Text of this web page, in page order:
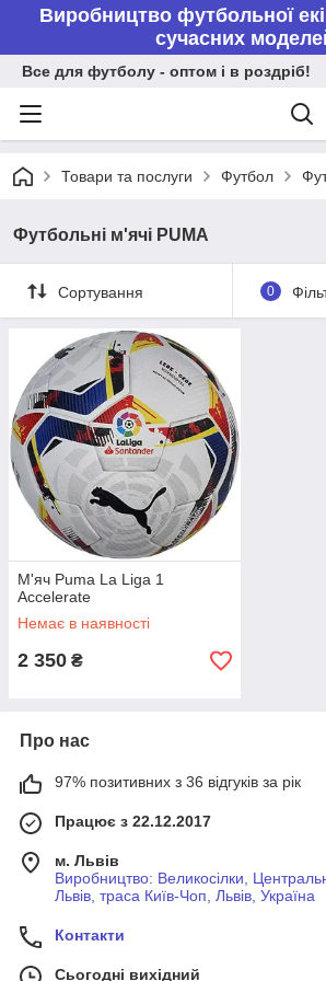
Виробництво футбольної
сучасних
Все для футболу - оптом і в роздріб!
Товари та послуги Футбол
Футбольні м'ячі PUMA
Сортування 0
М'яч Puma La Liga 1
Accelerate
Немає в наявності
2 350 ₴
Про нас
97% позитивних з 36 відгуків за рік
Працює з 22.12.2017
м. Львів
Виробництво: Великосілки,
Львів, траса Київ-Чоп, Львів, Україна
Контакти
Сьогодні вихідний